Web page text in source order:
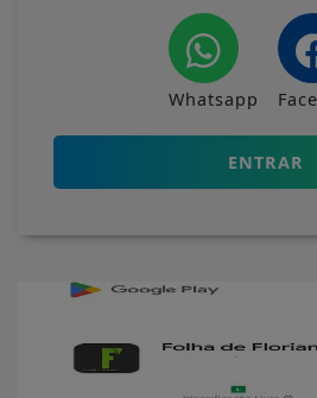
Whatsapp
ENTRAR